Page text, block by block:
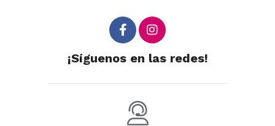
¡Síguenos en las redes!